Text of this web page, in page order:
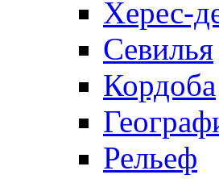
Херес-
Севилья
Кордоба
Рельеф